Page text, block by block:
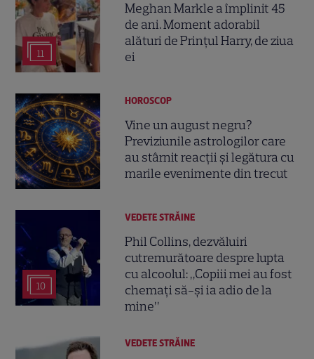
11
Meghan Markle a împlinit 45
de ani. Moment adorabil
alături de Prințul Harry, de ziua
ei
HOROSCOP
Vine un august negru?
Previziunile astrologilor care
au stârnit reacții și legătura cu
marile evenimente din trecut
10
VEDETE STRĂINE
Phil Collins, dezvăluiri
cutremurătoare despre lupta
cu alcoolul: „Copiii mei au fost
chemați să-și ia adio de la
mine”
VEDETE STRĂINE